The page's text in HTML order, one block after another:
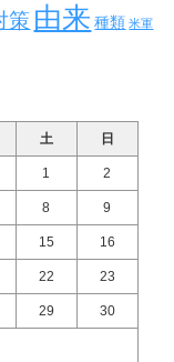
策 由来 種類 米軍
土 日
1 2
8 9
15 16
22 23
29 30